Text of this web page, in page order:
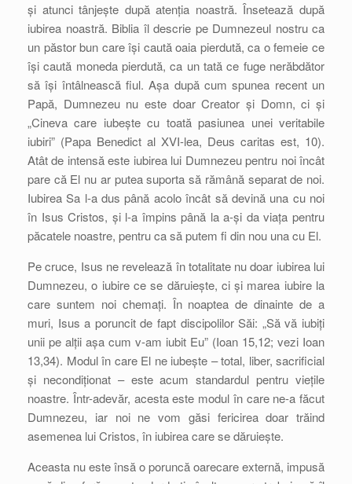
și atunci tânjește după atenția noastră. Însetează după
iubirea noastră. Biblia îl descrie pe Dumnezeul nostru ca
un păstor bun care își caută oaia pierdută, ca o femeie ce
își caută moneda pierdută, ca un tată ce fuge nerăbdător
să își întâlnească fiul. Așa după cum spunea recent un
Papă, Dumnezeu nu este doar Creator și Domn, ci și
„Cineva care iubește cu toată pasiunea unei veritabile
iubiri” (Papa Benedict al XVI-lea, Deus caritas est, 10).
Atât de intensă este iubirea lui Dumnezeu pentru noi încât
pare că El nu ar putea suporta să rămână separat de noi.
Iubirea Sa l-a dus până acolo încât să devină una cu noi
în Isus Cristos, și l-a împins până la a-și da viața pentru
păcatele noastre, pentru ca să putem fi din nou una cu El.
Pe cruce, Isus ne revelează în totalitate nu doar iubirea lui
Dumnezeu, o iubire ce se dăruiește, ci și marea iubire la
care suntem noi chemați. În noaptea de dinainte de a
muri, Isus a poruncit de fapt discipolilor Săi: „Să vă iubiți
unii pe alții așa cum v-am iubit Eu” (Ioan 15,12; vezi Ioan
13,34). Modul în care El ne iubește – total, liber, sacrificial
și necondiționat – este acum standardul pentru viețile
noastre. Într-adevăr, acesta este modul în care ne-a făcut
Dumnezeu, iar noi ne vom găsi fericirea doar trăind
asemenea lui Cristos, în iubirea care se dăruiește.
Aceasta nu este însă o poruncă oarecare externă, impusă